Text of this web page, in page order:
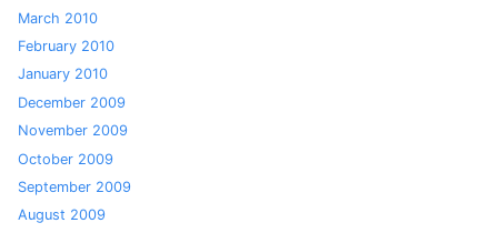
March 2010
February 2010
January 2010
December 2009
November 2009
October 2009
September 2009
August 2009